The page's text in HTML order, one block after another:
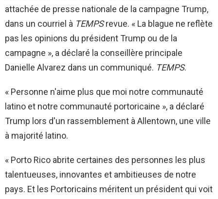
attachée de presse nationale de la campagne Trump,
dans un courriel à TEMPSrevue. « La blague ne reflète
pas les opinions du président Trump ou de la
campagne », a déclaré la conseillère principale
Danielle Alvarez dans un communiqué. TEMPS.
« Personne n'aime plus que moi notre communauté
latino et notre communauté portoricaine », a déclaré
Trump lors d'un rassemblement à Allentown, une ville
à majorité latino.
« Porto Rico abrite certaines des personnes les plus
talentueuses, innovantes et ambitieuses de notre
pays. Et les Portoricains méritent un président qui voit